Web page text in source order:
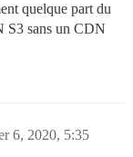
quelque part du
S3 sans un CDN
6, 2020, 5:35